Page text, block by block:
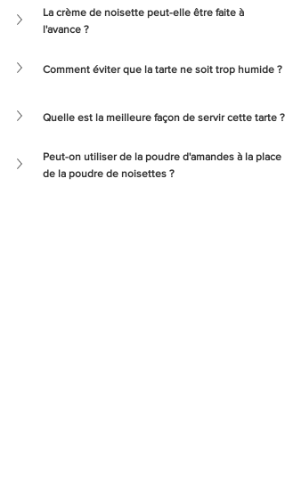
La crème de noisette peut-elle être faite à
l'avance ?
Comment éviter que la tarte ne soit trop humide ?
Quelle est la meilleure façon de servir cette tarte ?
Peut-on utiliser de la poudre d'amandes à la place
de la poudre de noisettes ?